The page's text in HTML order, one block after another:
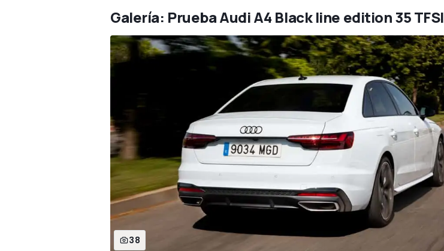
Galería: Prueba Audi A4 Black line edition 35 TFSI
38